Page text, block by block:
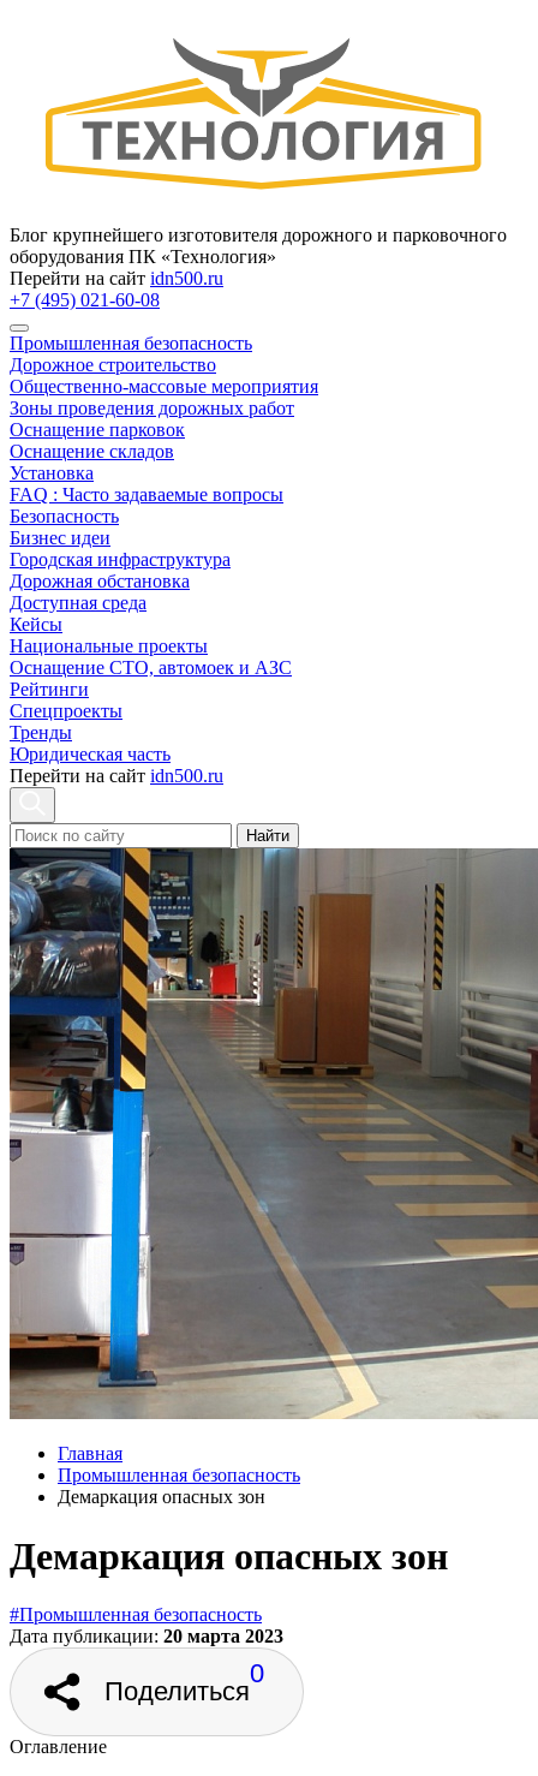
Блог крупнейшего изготовителя дорожного и парковочного
оборудования ПК «Технология»
Перейти на сайт idn500.ru
+7 (495) 021-60-08
Промышленная безопасность
Дорожное строительство
Общественно‑массовые мероприятия
Зоны проведения дорожных работ
Оснащение парковок
Оснащение складов
Установка
FAQ : Часто задаваемые вопросы
Безопасность
Бизнес идеи
Городская инфраструктура
Дорожная обстановка
Доступная среда
Кейсы
Национальные проекты
Оснащение СТО, автомоек и АЗС
Рейтинги
Спецпроекты
Тренды
Юридическая часть
Перейти на сайт idn500.ru
Найти
Главная
Промышленная безопасность
Демаркация опасных зон
Демаркация опасных зон
#Промышленная безопасность
Дата публикации: 20 марта 2023
Поделиться
0
Оглавление